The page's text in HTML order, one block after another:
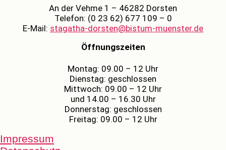
An der Vehme 1 – 46282 Dorsten
Telefon: (0 23 62) 677 109 – 0
E-Mail: stagatha-dorsten@bistum-muenster.de
Öffnungszeiten
Montag: 09.00 – 12 Uhr
Dienstag: geschlossen
Mittwoch: 09.00 – 12 Uhr
und 14.00 – 16.30 Uhr
Donnerstag: geschlossen
Freitag: 09.00 – 12 Uhr
Impressum